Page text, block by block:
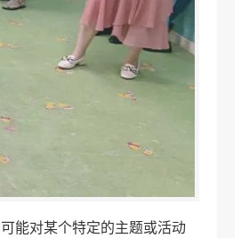
能对某个特定的主题或活动